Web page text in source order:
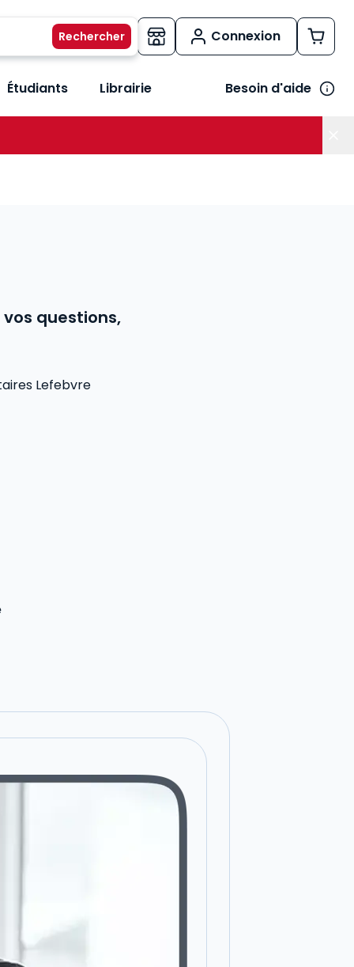
Connexion
métiers
le sous-menu Vos besoins
Étudiants Librairie Besoin d'aide
questions,
Lefebvre